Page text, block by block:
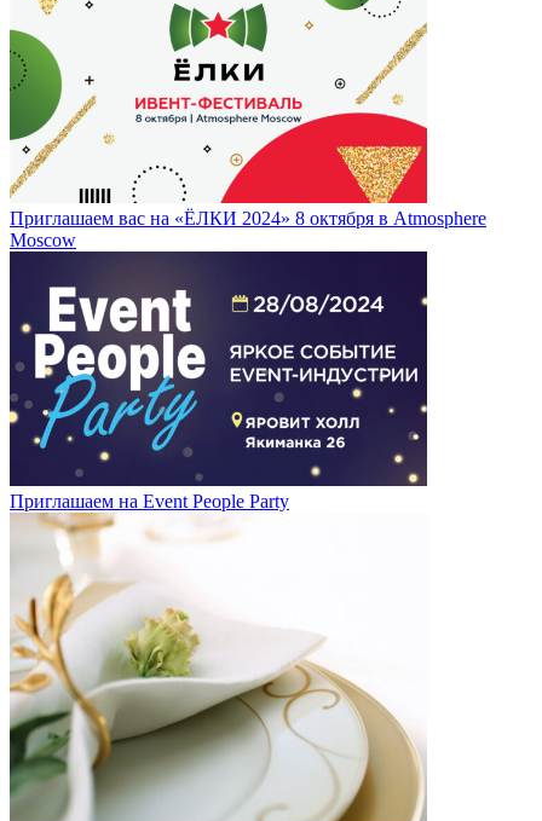
Приглашаем вас на «ЁЛКИ 2024» 8 октября в Atmosphere
Moscow
Приглашаем на Event People Party